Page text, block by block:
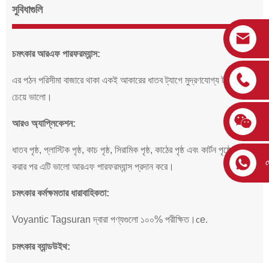
সুবিধাগুলি
চমৎকার আরএফ পারফরম্যান্স:
এর পঠন পরিসীমা বাজারে থাকা একই আকারের ধাতব ট্যাগে মুদ্রণযোগ্য ট্যাগগুলোর
চেয়ে ভালো।
আরও অ্যাপ্লিকেশন:
ধাতব পৃষ্ঠ, প্লাস্টিক পৃষ্ঠ, কাচ পৃষ্ঠ, সিরামিক পৃষ্ঠ, কাঠের পৃষ্ঠ এবং কার্টন পৃষ্ঠে স্থাপন
করার পর এটি ভালো আরএফ পারফরম্যান্স প্রদান করে।
চমৎকার কর্মক্ষমতার ধারাবাহিকতা:
Voyantic Tagsuran দ্বারা পণ্যগুলো ১০০% পরীক্ষিত। ce.
চমৎকার ব্যান্ডউইথ: